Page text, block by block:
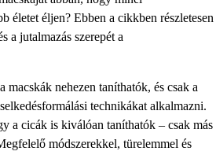
életet éljen? Ebben a cikkben részletesen
a jutalmazás szerepét a
macskák nehezen taníthatók, és csak a
technikákat alkalmazni.
a cicák is kiválóan taníthatók – csak más
módszerekkel, türelemmel és